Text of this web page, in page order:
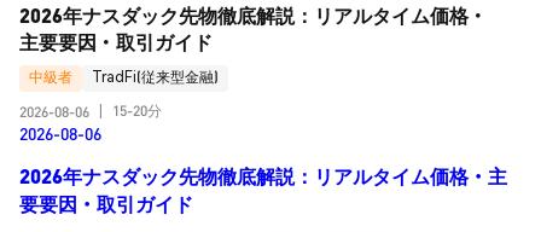
2026年ナスダック先物徹底解説：リアルタイム価格・
主要要因・取引ガイド
中級者
TradFi(従来型金融)
2026-08-06
15-20分
2026-08-06
2026年ナスダック先物徹底解説：リアルタイム価格・主
要要因・取引ガイド